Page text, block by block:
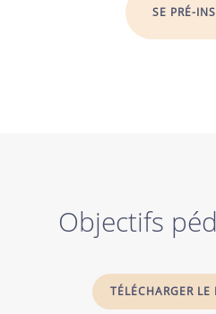
SE PRÉ-
Objectifs
TÉLÉCHARGER LE